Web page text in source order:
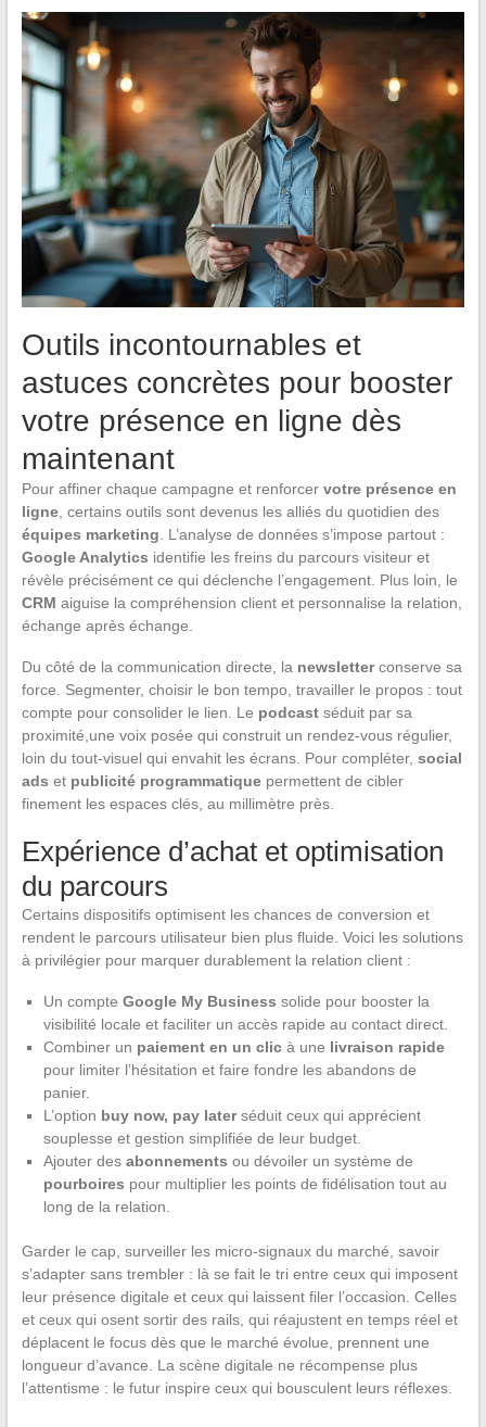
Outils incontournables et
astuces concrètes pour booster
votre présence en ligne dès
maintenant
Pour affiner chaque campagne et renforcer votre présence en
ligne, certains outils sont devenus les alliés du quotidien des
équipes marketing . L’analyse de données s’impose partout :
Google Analytics identifie les freins du parcours visiteur et
révèle précisément ce qui déclenche l’engagement. Plus loin, le
CRM aiguise la compréhension client et personnalise la relation,
échange après échange.
Du côté de la communication directe, la newsletterconserve sa
force. Segmenter, choisir le bon tempo, travailler le propos : tout
compte pour consolider le lien. Le podcastséduit par sa
proximité,une voix posée qui construit un rendez-vous régulier,
loin du tout-visuel qui envahit les écrans. Pour compléter, social
ads et publicité programmatiquepermettent de cibler
finement les espaces clés, au millimètre près.
Expérience d’achat et optimisation
du parcours
Certains dispositifs optimisent les chances de conversion et
rendent le parcours utilisateur bien plus fluide. Voici les solutions
à privilégier pour marquer durablement la relation client :
Un compte Google My Business solide pour booster la
visibilité locale et faciliter un accès rapide au contact direct.
Combiner un paiement en un clicà une livraison rapide
pour limiter l’hésitation et faire fondre les abandons de
panier.
L’option buy now, pay laterséduit ceux qui apprécient
souplesse et gestion simplifiée de leur budget.
Ajouter des abonnements ou dévoiler un système de
pourboires pour multiplier les points de fidélisation tout au
long de la relation.
Garder le cap, surveiller les micro-signaux du marché, savoir
s’adapter sans trembler : là se fait le tri entre ceux qui imposent
leur présence digitale et ceux qui laissent filer l’occasion. Celles
et ceux qui osent sortir des rails, qui réajustent en temps réel et
déplacent le focus dès que le marché évolue, prennent une
longueur d’avance. La scène digitale ne récompense plus
l’attentisme : le futur inspire ceux qui bousculent leurs réflexes.